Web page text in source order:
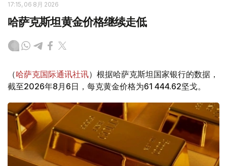
17:15, 06 8月 2026
哈萨克斯坦黄金价格继续走低
（哈萨克国际通讯社讯）根据哈萨克斯坦国家银行的数据，
截至2026年8月6日，每克黄金价格为61 444.62坚戈。